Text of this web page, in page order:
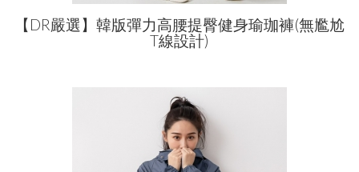
【DR嚴選】韓版彈力高腰提臀健身瑜珈褲(無尷尬
T線設計)